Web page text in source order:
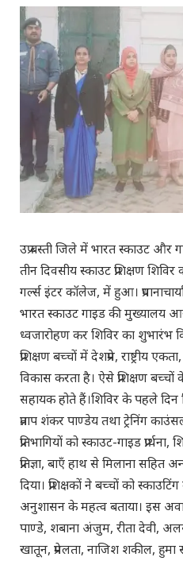
उप्र बस्ती जिले में भारत स्काउट और
तीन दिवसीय स्काउट प्रशिक्षण
गर्ल्स इंटर कॉलेज, में हुआ।
भारत स्काउट गाइड की मुख्यालय
ध्वजारोहण कर शिविर का शुभारंभ
प्रशिक्षण बच्चों में देशप्रेम, राष्ट्रीय
विकास करता है। ऐसे प्रशिक्षण
सहायक होते हैं।शिविर के पहले
प्रताप शंकर पाण्डेय तथा ट्रेनिंग
प्रतिभागियों को स्काउट-गाइड
प्रतिज्ञा, बाएँ हाथ से मिलाना सहित
दिया। प्रशिक्षकों ने बच्चों को
अनुशासन के महत्व बताया। इस
पाण्डे, शबाना अंजुम, रीता देवी,
खातून, प्रेमलता, नाजिश शकील,